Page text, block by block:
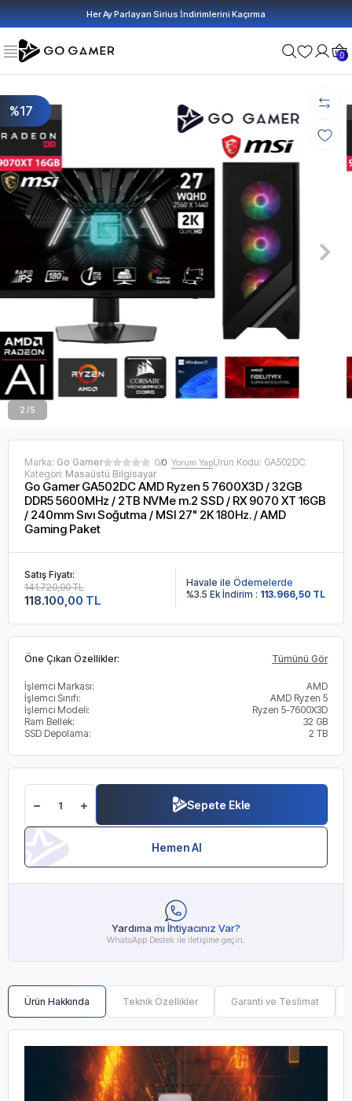
Her Ay Parlayan Sirius İndirimlerini Kaçırma
0
%17
2 / 5
Marka: Go Gamer 0/0 Yorum YapÜrün Kodu: GA502DC
Kategori: Masaüstü Bilgisayar
Go Gamer GA502DC AMD Ryzen 5 7600X3D / 32GB
DDR5 5600MHz / 2TB NVMe m.2 SSD / RX 9070 XT 16GB
/ 240mm Sıvı Soğutma / MSI 27" 2K 180Hz. / AMD
Gaming Paket
Satış Fiyatı:
118.100,00 TL
141.720,00 TL
Havale ile Ödemelerde
%3.5 Ek İndirim : 113.966,50 TL
Öne Çıkan Özellikler: Tümünü Gör
İşlemci Markası:
AMD
İşlemci Sınıfı:
AMD Ryzen 5
İşlemci Modeli:
Ryzen 5-7600X3D
Ram Bellek:
32 GB
SSD Depolama:
2 TB
Sepete Ekle
Hemen Al
Yardıma mı İhtiyacınız Var?
WhatsApp Destek ile iletişime geçin.
Ürün Hakkında Teknik Özellikler Garanti ve Teslimat